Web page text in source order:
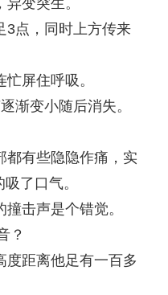
变突生。
点，同时上方传来
屏住呼吸。
渐变小随后消失。
有些隐隐作痛，实
了口气。
击声是个错觉。
？
距离他足有一百多